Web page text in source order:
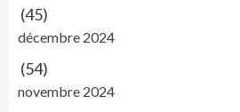
(45)
décembre 2024
(54)
novembre 2024